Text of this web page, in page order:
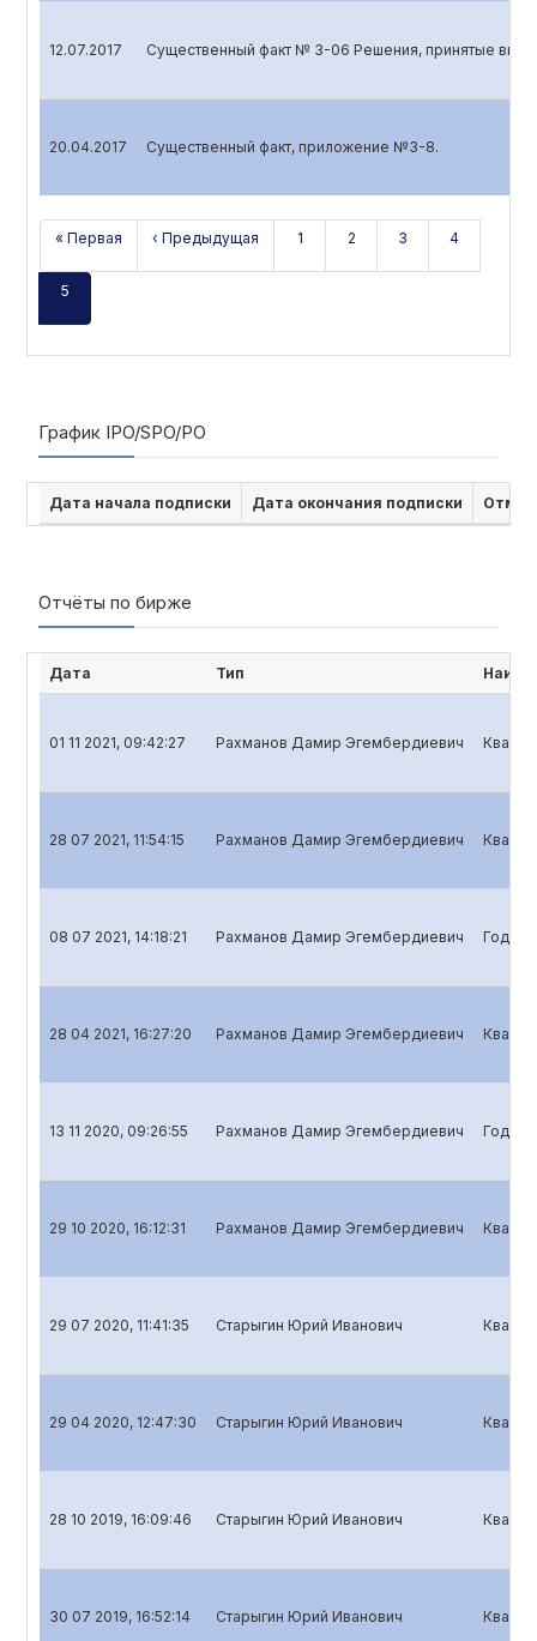
12.07.2017 Существенный факт № 3-06 Решения, принятые
20.04.2017 Существенный факт, приложение №3-8.
« Первая ‹ Предыдущая 1 2 3 4
5
График IPO/SPO/PO
Дата начала подписки Дата окончания подписки
Отчёты по бирже
Дата Тип
01 11 2021, 09:42:27 Рахманов Дамир Эгембердиевич
28 07 2021, 11:54:15 Рахманов Дамир Эгембердиевич
08 07 2021, 14:18:21 Рахманов Дамир Эгембердиевич
28 04 2021, 16:27:20 Рахманов Дамир Эгембердиевич
13 11 2020, 09:26:55 Рахманов Дамир Эгембердиевич
29 10 2020, 16:12:31 Рахманов Дамир Эгембердиевич
29 07 2020, 11:41:35 Старыгин Юрий Иванович
29 04 2020, 12:47:30 Старыгин Юрий Иванович
28 10 2019, 16:09:46 Старыгин Юрий Иванович
30 07 2019, 16:52:14 Старыгин Юрий Иванович